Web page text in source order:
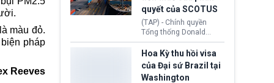
màu đỏ.
pháp
Reeves
quyết của SCOTUS
(TAP) - Chính quyền
Tổng thống Donald
Trump đã hoàn trả
khoảng 100 tỷ USD thuế
quan từng thu theo Đạo
luật Quyền hạn Kinh tế
Khẩn cấp Quốc tế
Hoa Kỳ thu hồi visa
của Đại sứ Brazil tại
Washington